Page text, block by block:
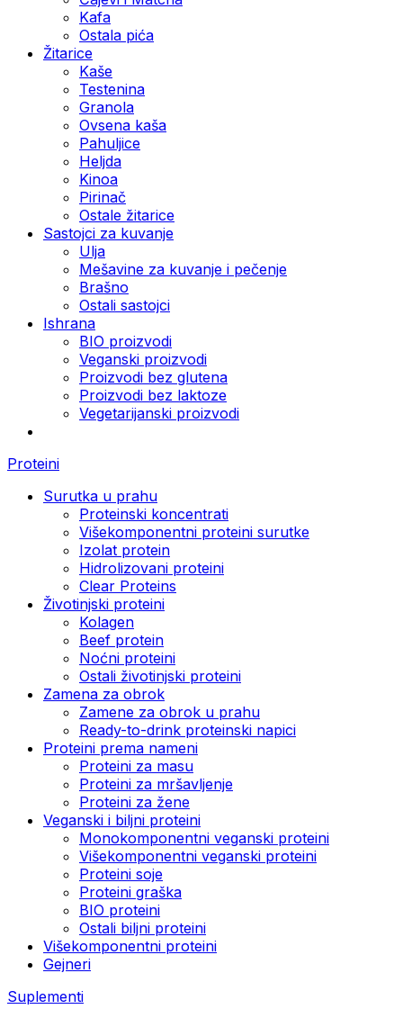
Kafa
Ostala pića
Žitarice
Kaše
Testenina
Granola
Ovsena kaša
Pahuljice
Heljda
Kinoa
Pirinač
Ostale žitarice
Sastojci za kuvanje
Ulja
Mešavine za kuvanje i pečenje
Brašno
Ostali sastojci
Ishrana
BIO proizvodi
Veganski proizvodi
Proizvodi bez glutena
Proizvodi bez laktoze
Vegetarijanski proizvodi
Proteini
Surutka u prahu
Proteinski koncentrati
Višekomponentni proteini surutke
Izolat protein
Hidrolizovani proteini
Clear Proteins
Životinjski proteini
Kolagen
Beef protein
Noćni proteini
Ostali životinjski proteini
Zamena za obrok
Zamene za obrok u prahu
Ready-to-drink proteinski napici
Proteini prema nameni
Proteini za masu
Proteini za mršavljenje
Proteini za žene
Veganski i biljni proteini
Monokomponentni veganski proteini
Višekomponentni veganski proteini
Proteini soje
Proteini graška
BIO proteini
Ostali biljni proteini
Višekomponentni proteini
Gejneri
Suplementi